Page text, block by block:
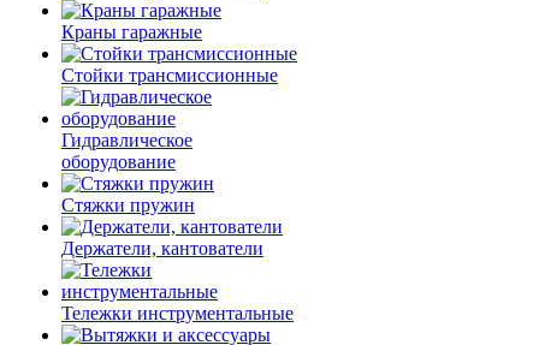
Краны гаражные
Стойки трансмиссионные
Гидравлическое
оборудование
Стяжки пружин
Держатели, кантователи
Тележки инструментальные